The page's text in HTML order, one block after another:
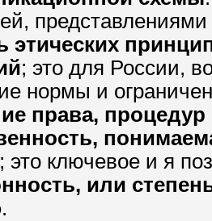
этических
; это для России,
нормы и
права,
; это ключевое и я
или
.